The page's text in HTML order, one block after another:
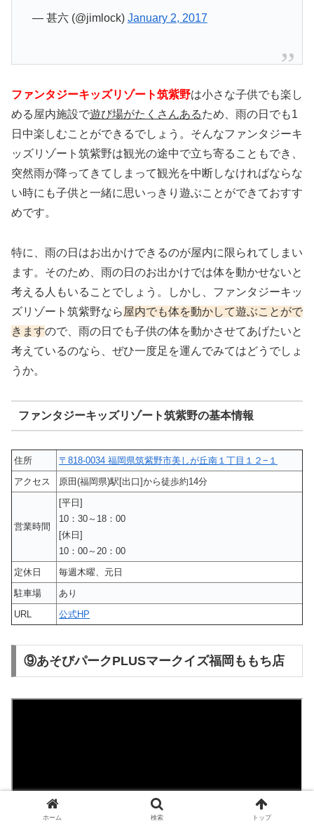
— 甚六 (@jimlock) January 2, 2017
ファンタジーキッズリゾート筑紫野は小さな子供でも楽し
める屋内施設で遊び場がたくさんあるため、雨の日でも1
日中楽しむことができるでしょう。そんなファンタジーキ
ッズリゾート筑紫野は観光の途中で立ち寄ることもでき、
突然雨が降ってきてしまって観光を中断しなければならな
い時にも子供と一緒に思いっきり遊ぶことができておすす
めです。
特に、雨の日はお出かけできるのが屋内に限られてしまい
ます。そのため、雨の日のお出かけでは体を動かせないと
考える人もいることでしょう。しかし、ファンタジーキッ
ズリゾート筑紫野なら 屋内でも体を動かして遊ぶことがで
きますので、雨の日でも子供の体を動かさせてあげたいと
考えているのなら、ぜひ一度足を運んでみてはどうでしょ
うか。
ファンタジーキッズリゾート筑紫野の基本情報
住所
〒818-0034 福岡県筑紫野市美しが丘南１丁目１２−１
アクセス
原田(福岡県)駅[出口]から徒歩約14分
営業時間
[平日]
10：30～18：00
[休日]
10：00～20：00
定休日
毎週木曜、元日
駐車場
あり
URL
公式HP
⑨あそびパークPLUSマークイズ福岡ももち店
ホーム 検索 トップ